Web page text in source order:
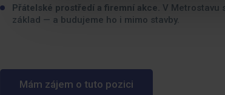
Přátelské prostředí a firemní akce. V Metrostavu
základ — a budujeme ho i mimo stavby.
Mám zájem o tuto pozici